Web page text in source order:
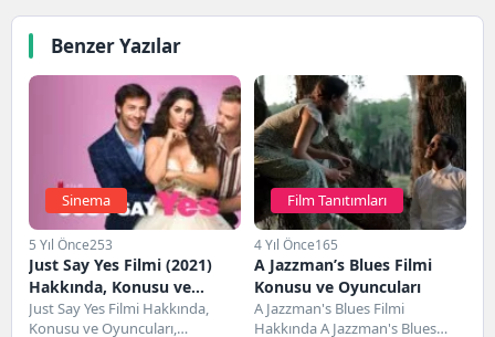
Benzer Yazılar
Sinema
5 Yıl Önce253
Just Say Yes Filmi (2021)
Hakkında, Konusu ve
Oyuncuları
Just Say Yes Filmi Hakkında,
Konusu ve Oyuncuları,
Film Tanıtımları
4 Yıl Önce165
A Jazzman’s Blues Filmi
Konusu ve Oyuncuları
A Jazzman's Blues Filmi
Hakkında A Jazzman's Blues